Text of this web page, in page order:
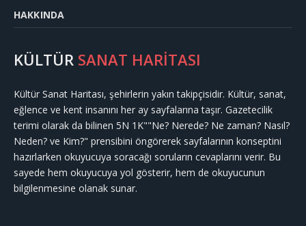
HAKKINDA
KÜLTÜR SANAT HARİTASI
Kültür Sanat Haritası, şehirlerin yakın takipçisidir. Kültür, sanat,
eğlence ve kent insanını her ay sayfalarına taşır. Gazetecilik
terimi olarak da bilinen 5N 1K""Ne? Nerede? Ne zaman? Nasıl?
Neden? ve Kim?" prensibini öngörerek sayfalarının konseptini
hazırlarken okuyucuya soracağı soruların cevaplarını verir. Bu
sayede hem okuyucuya yol gösterir, hem de okuyucunun
bilgilenmesine olanak sunar.